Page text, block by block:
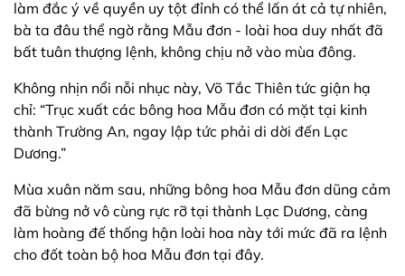
làm đắc ý về quyền uy tột đỉnh có thể lấn át cả tự nhiên,
bà ta đâu thể ngờ rằng Mẫu đơn - loài hoa duy nhất đã
bất tuân thượng lệnh, không chịu nở vào mùa đông.
Không nhịn nổi nỗi nhục này, Võ Tắc Thiên tức giận hạ
chỉ: “Trục xuất các bông hoa Mẫu đơn có mặt tại kinh
thành Trường An, ngay lập tức phải di dời đến Lạc
Dương.”
Mùa xuân năm sau, những bông hoa Mẫu đơn dũng cảm
đã bừng nở vô cùng rực rỡ tại thành Lạc Dương, càng
làm hoàng đế thống hận loài hoa này tới mức đã ra lệnh
cho đốt toàn bộ hoa Mẫu đơn tại đây.